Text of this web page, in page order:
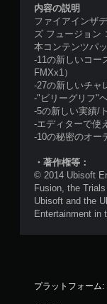
内容の説明
ファイアインザ
ズ フュージョン
本コンテンツパ
-11の新しいコー
FMXx1）
-27の新しいチャ
-"ビリーグリフ"
-5の新しい実績/
-エディターで使
-10の秘密のオー
・著作権等：
© 2014 Ubisoft
Fusion, the
Ubisoft and the
Entertainment in
プラットフォーム: